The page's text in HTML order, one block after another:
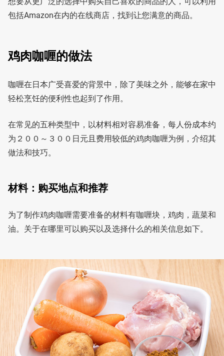
包括Amazon在内的在线商店，找到让您满意的商品。
鸡肉咖喱的做法
咖喱在日本广受喜爱的背景中，除了美味之外，能够在家中
轻松烹饪的便利性也起到了作用。
在常见的五种类型中，以材料相对容易准备，每人份成本约
为２００～３００日元且费用较低的鸡肉咖喱为例，介绍其
做法和技巧。
材料：购买地点和推荐
为了制作鸡肉咖喱需要准备的材料有咖喱块，鸡肉，蔬菜和
油。关于在哪里可以购买以及选择什么的相关信息如下。